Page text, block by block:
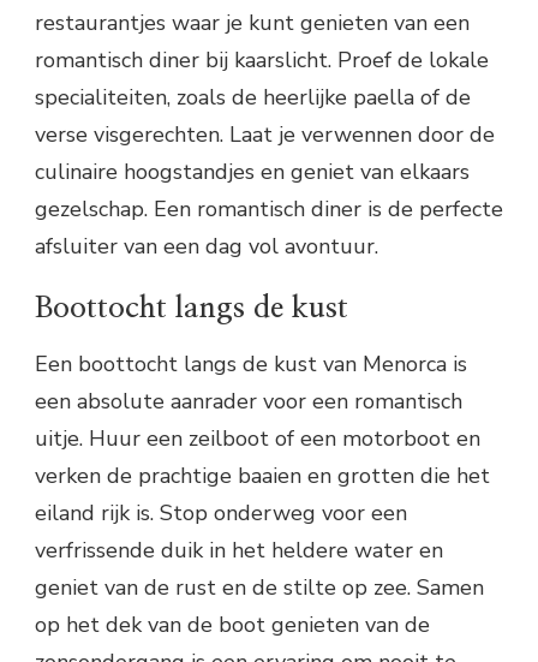
restaurantjes waar je kunt genieten van een
romantisch diner bij kaarslicht. Proef de lokale
specialiteiten, zoals de heerlijke paella of de
verse visgerechten. Laat je verwennen door de
culinaire hoogstandjes en geniet van elkaars
gezelschap. Een romantisch diner is de perfecte
afsluiter van een dag vol avontuur.
Boottocht langs de kust
Een boottocht langs de kust van Menorca is
een absolute aanrader voor een romantisch
uitje. Huur een zeilboot of een motorboot en
verken de prachtige baaien en grotten die het
eiland rijk is. Stop onderweg voor een
verfrissende duik in het heldere water en
geniet van de rust en de stilte op zee. Samen
op het dek van de boot genieten van de